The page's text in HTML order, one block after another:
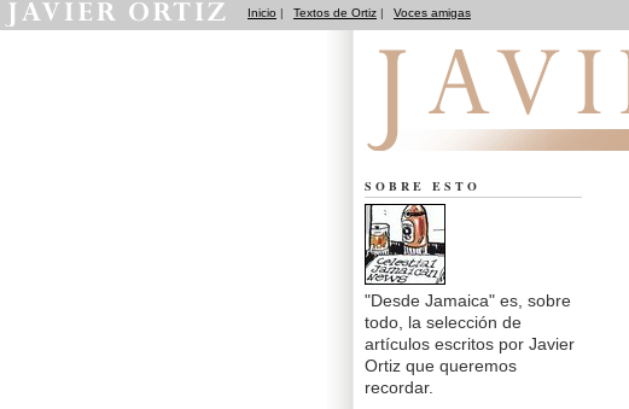
Inicio | Textos de Ortiz | Voces amigas
SOBRE ESTO
"Desde Jamaica" es, sobre
todo, la selección de
artículos escritos por Javier
Ortiz que queremos
recordar.